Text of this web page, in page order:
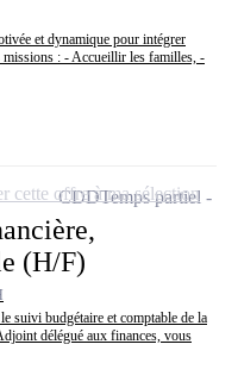
et dynamique pour intégrer
missions : - Accueillir les familles, -
(H/F)
suivi budgétaire et comptable de la
délégué aux finances, vous
CDDTemps partiel
cette offre à ma sélection